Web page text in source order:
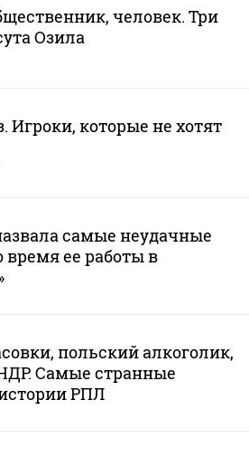
человек. Три
Озила
Игроки, которые не хотят
самые неудачные
ее работы в
польский алкоголик,
Самые странные
РПЛ